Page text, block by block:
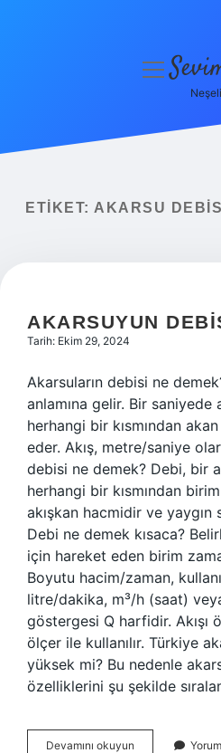
Yasal Uyarı
menüyü
ETIKET: AKARSU
AKARSUYUN
Tarih: Ekim 29, 2024
Akarsuların debisi ne
anlamına gelir. Bir saniyede
herhangi bir kısmından
eder. Akış, metre/saniye
debisi ne demek? Debi, bir
herhangi bir kısmından
akışkan hacmidir ve
Debi ne demek kısaca?
için hareket eden birim
Boyutu hacim/zaman,
litre/dakika, m³/h (saat)
göstergesi Q harfidir. Akışı
ölçer ile kullanılır. Türkiye
yüksek mi? Bu nedenle
özelliklerini şu şekilde
Devamını okuyun Akarsuyun